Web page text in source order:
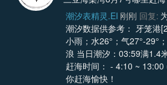
潮汐表精灵.EI 刚刚 回复:
潮汐数据供参考： 牙笼港
小雨；水26°；气27°-29°
浪 当日潮汐：03:59满1.4
赶海时间： - 4:10 ~
你赶海愉快！